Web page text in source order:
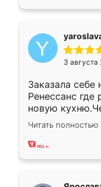
3 августа
Заказала
Ренессанс где
новую
вполне
два года,
Читать полностью